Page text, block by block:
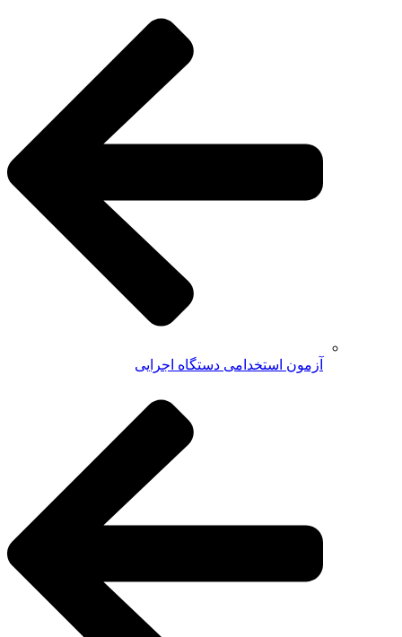
آزمون استخدامی دستگاه اجرایی